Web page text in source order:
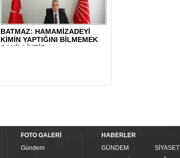
BATMAZ: HAMAMİZADEYİ
KİMİN YAPTIĞINI BİLMEMEK
CAHİLLİKTİR - ..
FOTO GALERİ
Gündem
HABERLER
GÜNDEM
SİYASET